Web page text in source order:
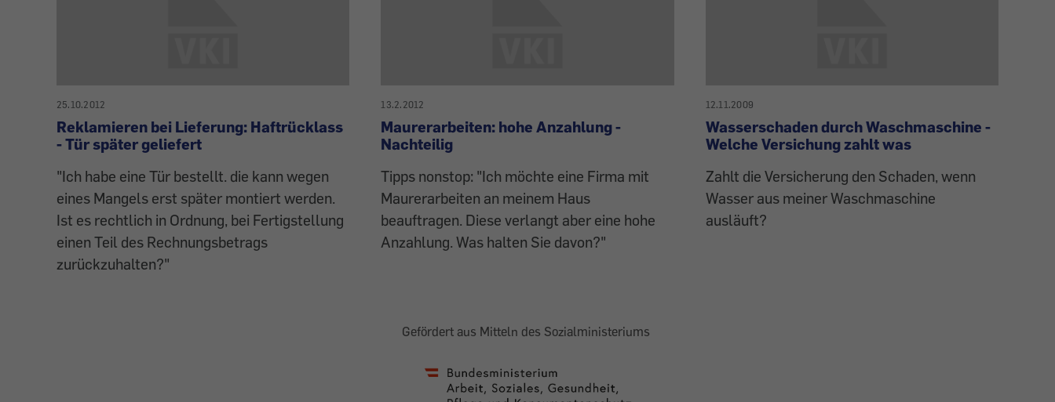
25.10.2012
Reklamieren bei Lieferung: Haftrücklass
- Tür später geliefert
"Ich habe eine Tür bestellt. die kann wegen
eines Mangels erst später montiert werden.
Ist es rechtlich in Ordnung, bei Fertigstellung
einen Teil des Rechnungsbetrags
zurückzuhalten?"
13.2.2012
Maurerarbeiten: hohe Anzahlung -
Nachteilig
Tipps nonstop: "Ich möchte eine Firma mit
Maurerarbeiten an meinem Haus
beauftragen. Diese verlangt aber eine hohe
Anzahlung. Was halten Sie davon?"
12.11.2009
Wasserschaden durch Waschmaschine -
Welche Versichung zahlt was
Zahlt die Versicherung den Schaden, wenn
Wasser aus meiner Waschmaschine
ausläuft?
Gefördert aus Mitteln des Sozialministeriums